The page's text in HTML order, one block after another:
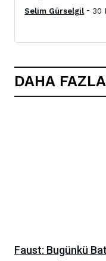
Selim Gürselgil - 30
DAHA
Faust: Bugünkü